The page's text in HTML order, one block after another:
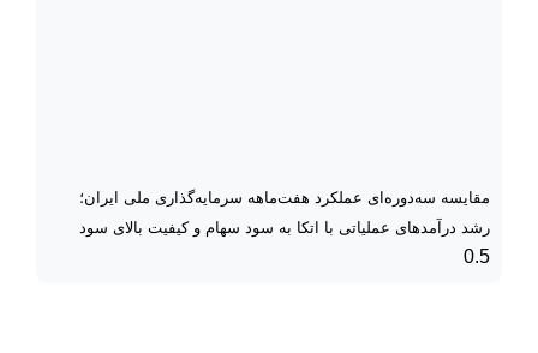
مقایسه سه‌دوره‌ای عملکرد هفت‌ماهه سرمایه‌گذاری ملی ایران؛
رشد درآمدهای عملیاتی با اتکا به سود سهام و کیفیت بالای سود